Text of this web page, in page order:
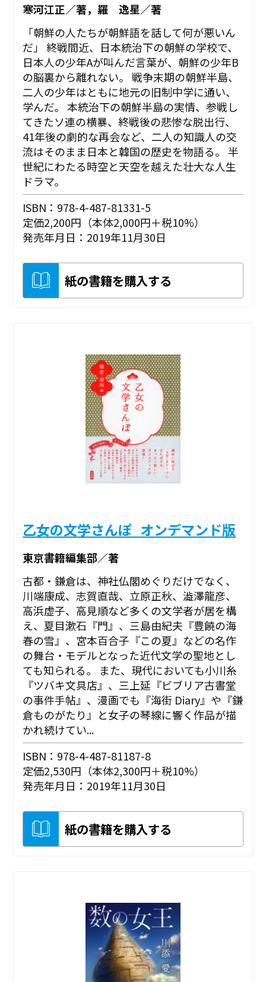
寒河江正／著，羅 逸星／著
「朝鮮の人たちが朝鮮語を話して何が悪いん
だ」 終戦間近、日本統治下の朝鮮の学校で、
日本人の少年Aが叫んだ言葉が、朝鮮の少年B
の脳裏から離れない。 戦争末期の朝鮮半島、
二人の少年はともに地元の旧制中学に通い、
学んだ。 本統治下の朝鮮半島の実情、参戦し
てきたソ連の横暴、終戦後の悲惨な脱出行、
41年後の劇的な再会など、二人の知識人の交
流はそのまま日本と韓国の歴史を物語る。 半
世紀にわたる時空と天空を越えた壮大な人生
ドラマ。
ISBN：978-4-487-81331-5
定価2,200円（本体2,000円＋税10%）
発売年月日：2019年11月30日
紙の書籍を購入する
乙女の文学さんぽ_オンデマンド版
東京書籍編集部／著
古都・鎌倉は、神社仏閣めぐりだけでなく、
川端康成、志賀直哉、立原正秋、澁澤龍彦、
高浜虚子、高見順など多くの文学者が居を構
え、夏目漱石『門』、三島由紀夫『豊饒の海
春の雪』、宮本百合子『この夏』などの名作
の舞台・モデルとなった近代文学の聖地とし
ても知られる。 また、現代においても小川糸
『ツバキ文具店』、三上延『ビブリア古書堂
の事件手帖』、漫画でも『海街 Diary』や『鎌
倉ものがたり』と女子の琴線に響く作品が描
かれ続けてい...
ISBN：978-4-487-81187-8
定価2,530円（本体2,300円＋税10%）
発売年月日：2019年11月30日
紙の書籍を購入する